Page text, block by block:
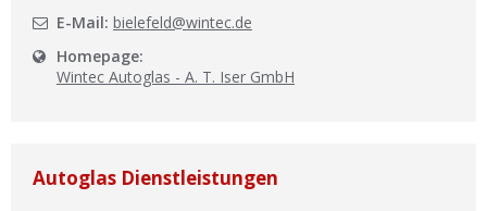
E-Mail: bielefeld@wintec.de
Homepage:
Wintec Autoglas - A. T. Iser GmbH
Autoglas Dienstleistungen